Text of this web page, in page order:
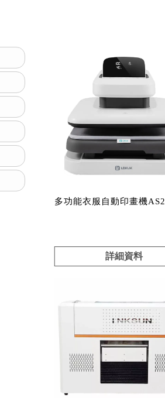
多功能衣服自動印畫機AS2
詳細資料